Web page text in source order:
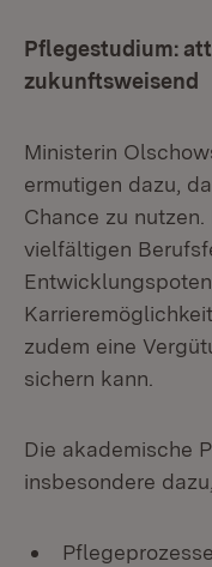
Pflegestudium:
zukunftsweisend
Ministerin
ermutigen dazu,
Chance zu
vielfältigen
zudem eine
sichern kann.
Die akademische
insbesondere dazu,